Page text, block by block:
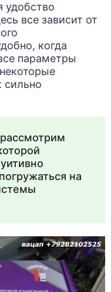
удобство
все зависит от
когда
параметры
сильно
на